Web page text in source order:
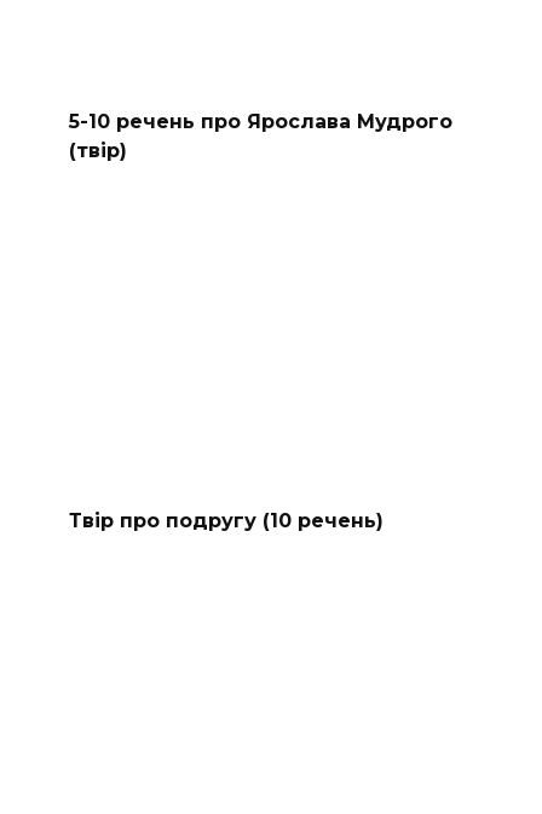
5-10 речень про Ярослава Мудрого
(твір)
Твір про подругу (10 речень)